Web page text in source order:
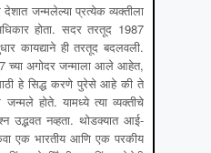
देशात जन्मलेल्या प्रत्येक व्यक्तीला
होता. सदर तरतूद 1987
कायद्याने ही तरतूद बदलवली.
अगोदर जन्माला आले आहेत,
हे सिद्ध करणे पुरेसे आहे की ते
होते. यामध्ये त्या व्यक्तीचे
नव्हता. थोडक्यात आई-
एक भारतीय आणि एक परकीय